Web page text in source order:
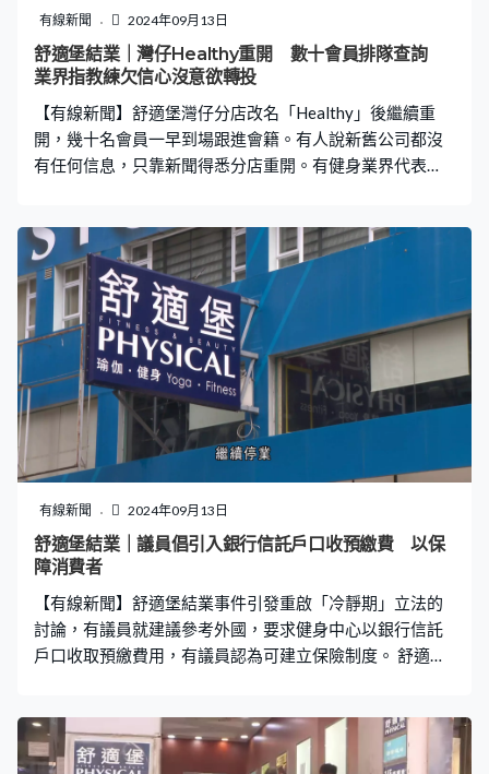
有線新聞 2024年09月13日
舒適堡結業｜灣仔Healthy重開 數十會員排隊查詢
業界指教練欠信心沒意欲轉投
【有線新聞】舒適堡灣仔分店改名「Healthy」後繼續重
開，幾十名會員一早到場跟進會籍。有人說新舊公司都沒
有任何信息，只靠新聞得悉分店重開。有健身業界代表
續有舒適堡會員到健身室了解情況、查詢會籍後續問題，
舒適堡會員張先生：「看看今天的情況如何。（是否
Healthy沒有通知過你任何消息？）沒有，因為它任何消息
也沒有，只靠新聞知道。」有會員簽署同意書，舒適堡會
員羅先生：「職員沒有怎樣解釋，只是維持秩序，問你是
否去健身，要健身就要到接待處簽署。」 「Healthy」貼出
新告示，承諾為舒適堡原有客戶免費提供餘下健身卡私人
教練課堂及美容服務，會員要親臨灣仔分店辦理手續，不
設限期；又說正跟業主磋商，爭取盡量原址營運。而原本
貼有舒適堡宣傳海報的位置，目前廣告已經收起、位置懸
空。 有健身業界代表說收到消息，其他舒適堡分店會陸續
重開，原有教練是否重投新公司，相信要看信心和首要考
慮待遇。香港健體專業人員總會會長王曉山：「可能有教
對舒適堡健身中心有些
有線新聞 2024年09月13日
舒適堡結業｜議員倡引入銀行信託戶口收預繳費 以保
障消費者
【有線新聞】舒適堡結業事件引發重啟「冷靜期」立法的
討論，有議員就建議參考外國，要求健身中心以銀行信託
戶口收取預繳費用，有議員認為可建立保險制度。 舒適堡
才生效。結業事件再引起預繳式消費風險的關注。有議員
建議參考外國，要求健身中心以銀行信託戶口收取預繳費